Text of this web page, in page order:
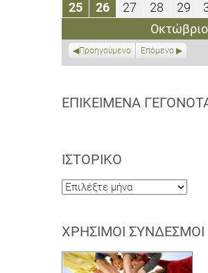
2021202120212021
2525
Οκτωβρίου
2626
Οκτωβρίου
27
Οκτωβρίου
2021
28
2021
2929
Προηγούμενο Επόμενο
ΕΠΙΚΕΊΜΕΝΑ
ΙΣΤΟΡΙΚΌ
Ιστορικό
ΧΡΉΣΙΜΟΙ ΣΎΝΔΕΣΜΟΙ